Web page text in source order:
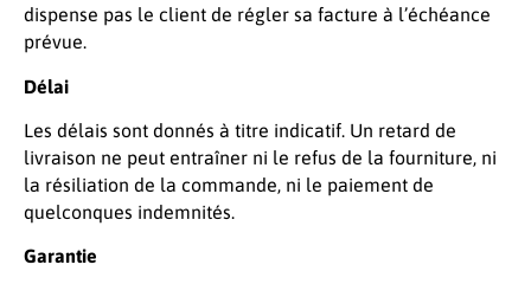
dispense pas le client de régler sa facture à l’échéance
prévue.
Délai
Les délais sont donnés à titre indicatif. Un retard de
livraison ne peut entraîner ni le refus de la fourniture, ni
la résiliation de la commande, ni le paiement de
quelconques indemnités.
Garantie